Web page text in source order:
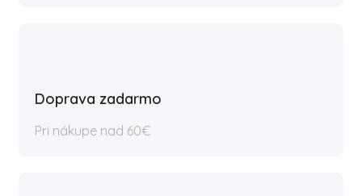
Doprava zadarmo
Pri nákupe nad 60€